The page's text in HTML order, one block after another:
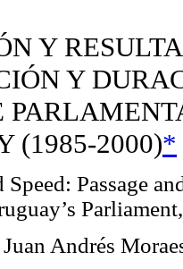
Y
Y
(1985-2000)*
Passage
Andrés